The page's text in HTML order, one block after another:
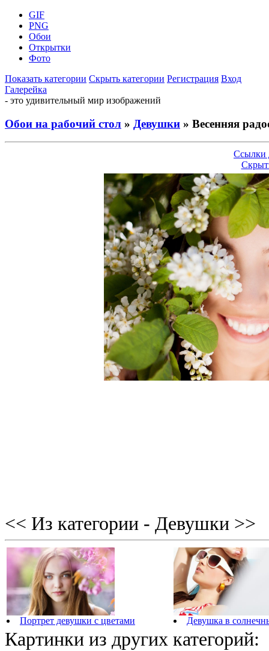
GIF
PNG
Обои
Открытки
Фото
Показать категории Скрыть категории Регистрация Вход
Галерейка
- это удивительный мир изображений
Обои на рабочий стол » Девушки » Весенняя
Ссылки
<< Из категории - Девушки >>
Портрет девушки с цветами Девушка в
Картинки из других категорий: